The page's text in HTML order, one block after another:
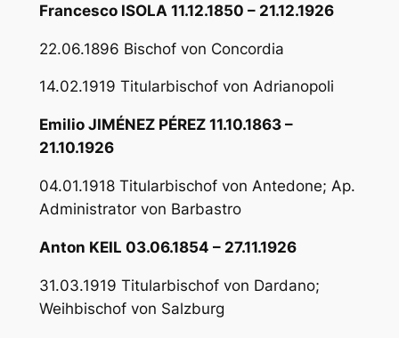
Francesco ISOLA 11.12.1850 – 21.12.1926
22.06.1896 Bischof von Concordia
14.02.1919 Titularbischof von Adrianopoli
Emilio JIMÉNEZ PÉREZ 11.10.1863 –
21.10.1926
04.01.1918 Titularbischof von Antedone; Ap.
Administrator von Barbastro
Anton KEIL 03.06.1854 – 27.11.1926
31.03.1919 Titularbischof von Dardano;
Weihbischof von Salzburg